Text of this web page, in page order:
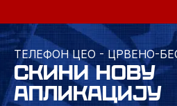
ТЕЛЕФОН ЦЕО - ЦРВЕНО-
СКИНИ НОВУ
АПЛИКАЦИЈУ